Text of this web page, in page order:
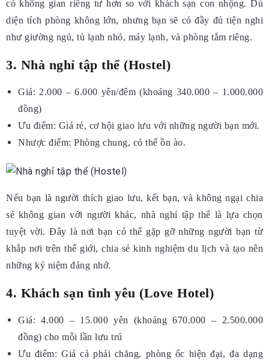
có không gian riêng tư hơn so với khách sạn con nhộng. Dù
diện tích phòng không lớn, nhưng bạn sẽ có đầy đủ tiện nghi
như giường ngủ, tủ lạnh nhỏ, máy lạnh, và phòng tắm riêng.
3. Nhà nghỉ tập thể (Hostel)
Giá: 2.000 – 6.000 yên/đêm (khoảng 340.000 – 1.000.000
đồng)
Ưu điểm: Giá rẻ, cơ hội giao lưu với những người bạn mới.
Nhược điểm: Phòng chung, có thể ồn ào.
Nếu bạn là người thích giao lưu, kết bạn, và không ngại chia
sẻ không gian với người khác, nhà nghỉ tập thể là lựa chọn
tuyệt vời. Đây là nơi bạn có thể gặp gỡ những người bạn từ
khắp nơi trên thế giới, chia sẻ kinh nghiệm du lịch và tạo nên
những kỷ niệm đáng nhớ.
4. Khách sạn tình yêu (Love Hotel)
Giá: 4.000 – 15.000 yên (khoảng 670.000 – 2.500.000
đồng) cho mỗi lần lưu trú
Ưu điểm: Giá cả phải chăng, phòng ốc hiện đại, đa dạng